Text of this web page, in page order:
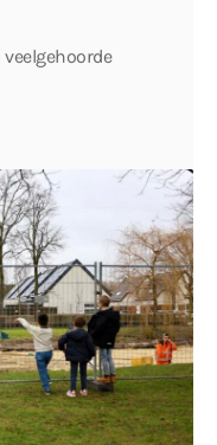
veelgehoorde